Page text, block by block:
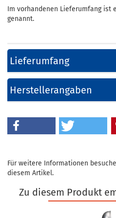
Im vorhandenen Lieferumfang ist
genannt.
Lieferumfang
Herstellerangaben
Für weitere Informationen
diesem Artikel.
Zu diesem Produkt